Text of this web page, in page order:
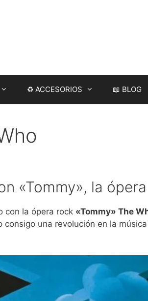
♻ ACCESORIOS 📖 BLOG
«Tommy», la
con la ópera rock «Tommy» The
consigo una revolución en la